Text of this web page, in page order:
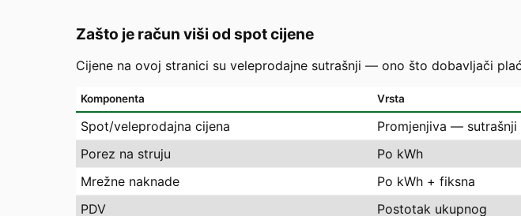
Zašto je račun viši od spot cijene
Cijene na ovoj stranici su veleprodajne sutrašnji — ono što dobavljači
Komponenta Vrsta
Spot/veleprodajna cijena Promjenjiva — sutrašnji
Porez na struju
Po kWh
Mrežne naknade
Po kWh + fiksna
PDV
Postotak ukupnog